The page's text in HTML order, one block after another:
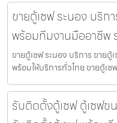
ขายตู้เซฟ ระนอง บริก
พร้อมทีมงานมืออาชีพ
ขายตู้เซฟ ระนอง บริการ ขาย
พร้อมให้บริการทั่วไทย ขายตู้เซ
รับติดตั้งตู้เซฟ ตู้เซฟข